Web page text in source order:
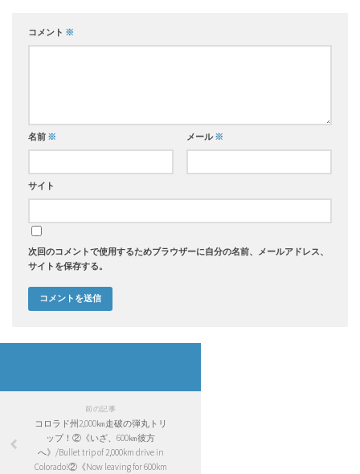
コメント ※
名前 ※ メール※
サイト
次回のコメントで使用するためブラウザーに自分の名前、メールアドレス、
サイトを保存する。
前の記事
コロラド州2,000㎞走破の弾丸トリ
ップ！②《いざ、600㎞彼方
へ》/Bullet trip of 2,000km drive in
Colorado!②《Now leaving for 600km